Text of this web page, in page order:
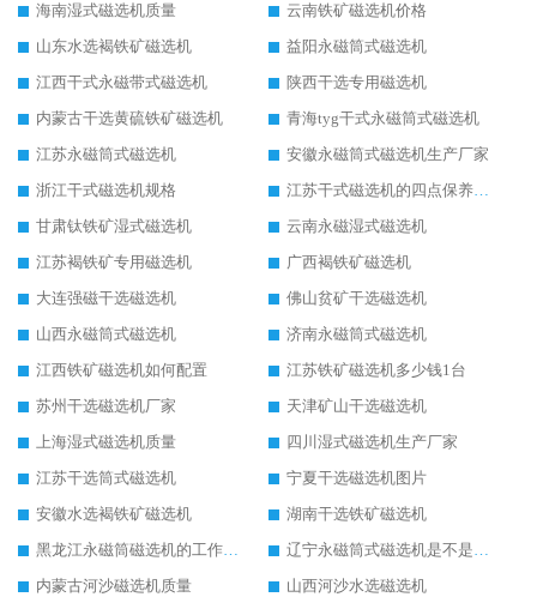
海南湿式磁选机质量
云南铁矿磁选机价格
山东水选褐铁矿磁选机
益阳永磁筒式磁选机
江西干式永磁带式磁选机
陕西干选专用磁选机
内蒙古干选黄硫铁矿磁选机
青海tyg干式永磁筒式磁选机
江苏永磁筒式磁选机
安徽永磁筒式磁选机生产厂家
浙江干式磁选机规格
江苏干式磁选机的四点保养秘籍
甘肃钛铁矿湿式磁选机
云南永磁湿式磁选机
江苏褐铁矿专用磁选机
广西褐铁矿磁选机
大连强磁干选磁选机
佛山贫矿干选磁选机
山西永磁筒式磁选机
济南永磁筒式磁选机
江西铁矿磁选机如何配置
江苏铁矿磁选机多少钱1台
苏州干选磁选机厂家
天津矿山干选磁选机
上海湿式磁选机质量
四川湿式磁选机生产厂家
江苏干选筒式磁选机
宁夏干选磁选机图片
安徽水选褐铁矿磁选机
湖南干选铁矿磁选机
黑龙江永磁筒磁选机的工作原理
辽宁永磁筒式磁选机是不是强磁
内蒙古河沙磁选机质量
山西河沙水选磁选机